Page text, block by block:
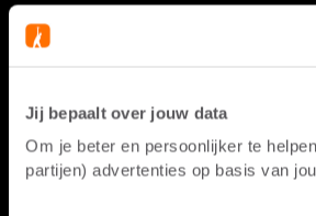
Jij bepaalt over jouw data
Om je beter en persoonlijker te
partijen) advertenties op basis van